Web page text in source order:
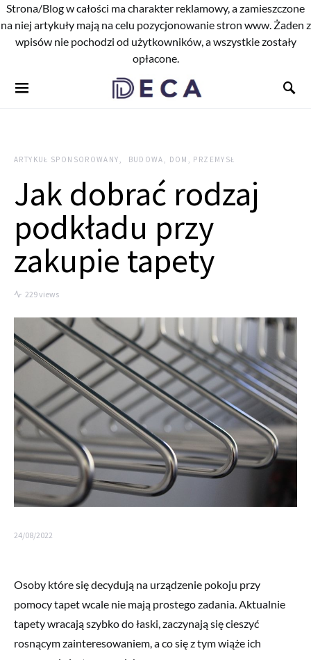
Strona/Blog w całości ma charakter reklamowy, a zamieszczone
na niej artykuły mają na celu pozycjonowanie stron www. Żaden z
wpisów nie pochodzi od użytkowników, a wszystkie zostały
opłacone.
ARTYKUŁ SPONSOROWANY BUDOWA, DOM, PRZEMYSŁ
Jak dobrać rodzaj
podkładu przy
zakupie tapety
229 views
24/08/2022
Osoby które się decydują na urządzenie pokoju przy
pomocy tapet wcale nie mają prostego zadania. Aktualnie
tapety wracają szybko do łaski, zaczynają się cieszyć
rosnącym zainteresowaniem, a co się z tym wiąże ich